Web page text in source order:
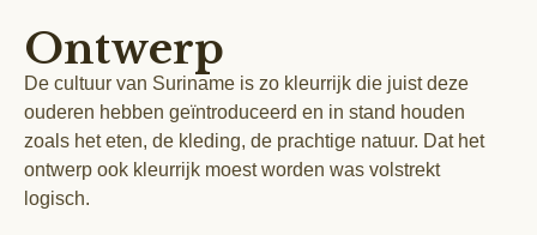
Ontwerp
De cultuur van Suriname is zo kleurrijk die juist deze
ouderen hebben geïntroduceerd en in stand houden
zoals het eten, de kleding, de prachtige natuur. Dat het
ontwerp ook kleurrijk moest worden was volstrekt
logisch.